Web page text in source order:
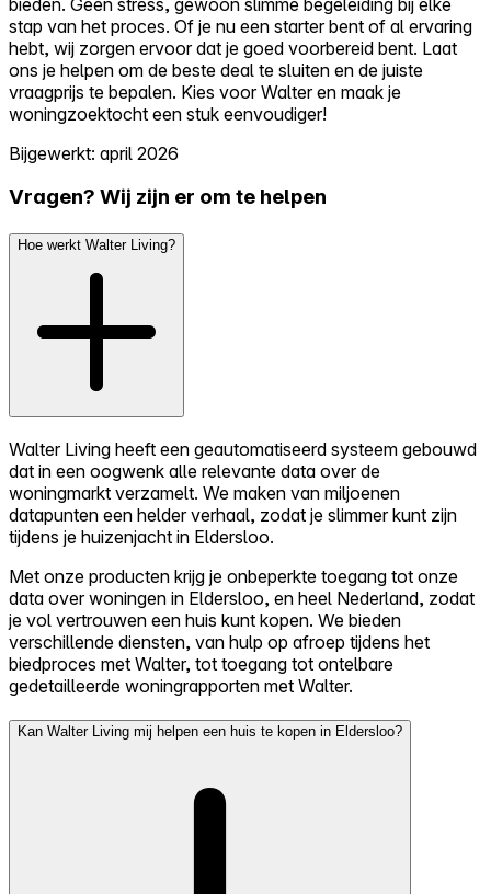
stap van het proces. Of je nu een starter bent of al ervaring
hebt, wij zorgen ervoor dat je goed voorbereid bent. Laat
ons je helpen om de beste deal te sluiten en de juiste
vraagprijs te bepalen. Kies voor Walter en maak je
woningzoektocht een stuk eenvoudiger!
Bijgewerkt: april 2026
Vragen? Wij zijn er om te helpen
Hoe werkt Walter Living?
Walter Living heeft een geautomatiseerd systeem gebouwd
dat in een oogwenk alle relevante data over de
woningmarkt verzamelt. We maken van miljoenen
datapunten een helder verhaal, zodat je slimmer kunt zijn
tijdens je huizenjacht in Eldersloo.
Met onze producten krijg je onbeperkte toegang tot onze
data over woningen in Eldersloo, en heel Nederland, zodat
je vol vertrouwen een huis kunt kopen. We bieden
verschillende diensten, van hulp op afroep tijdens het
biedproces met Walter, tot toegang tot ontelbare
gedetailleerde woningrapporten met Walter.
Kan Walter Living mij helpen een huis te kopen in Eldersloo?